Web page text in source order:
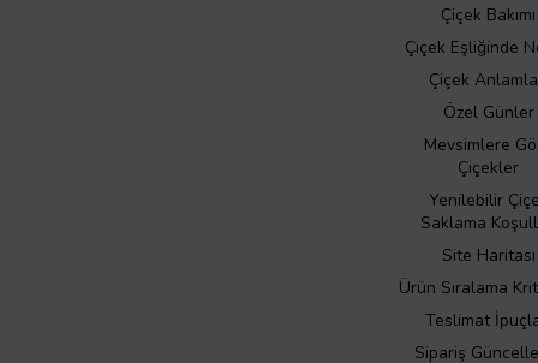
Çiçek Bakımı
Çiçek Eşliğinde
Çiçek
Özel Günler
Mevsimlere
Çiçekler
Yenilebilir
Saklama
Site Haritası
Ürün Sıralama
Teslimat
Sipariş